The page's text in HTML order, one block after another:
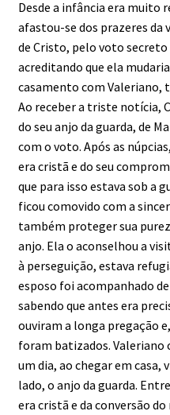
Desde a infância era muito
afastou-se dos prazeres da
de Cristo, pelo voto secreto
acreditando que ela
casamento com Valeriano,
Ao receber a triste notícia,
do seu anjo da guarda, de
com o voto. Após as
era cristã e do seu
que para isso estava sob a
ficou comovido com a
também proteger sua
anjo. Ela o aconselhou a
à perseguição, estava
esposo foi acompanhado
sabendo que antes era
ouviram a longa pregação
foram batizados. Valeriano
um dia, ao chegar em casa,
lado, o anjo da guarda.
era cristã e da conversão